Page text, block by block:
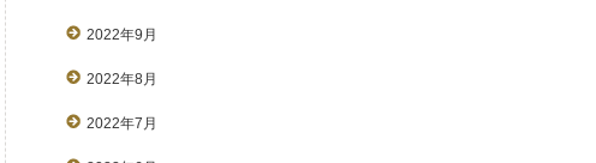
2022年9月
2022年8月
2022年7月